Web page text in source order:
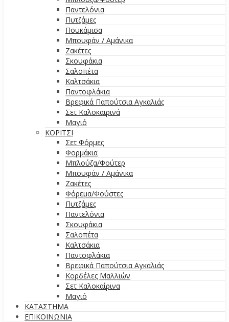
Παντελόνια
Πυτζάμες
Πουκάμισα
Μπουφάν / Αμάνικα
Ζακέτες
Σκουφάκια
Σαλοπέτα
Καλτσάκια
Παντοφλάκια
Βρεφικά Παπούτσια Αγκαλιάς
Σετ Καλοκαιρινά
Μαγιό
ΚΟΡΙΤΣΙ
Σετ Φόρμες
Φορμάκια
Μπλούζα/Φούτερ
Μπουφάν / Αμάνικα
Ζακέτες
Φόρεμα/Φούστες
Πυτζάμες
Παντελόνια
Σκουφάκια
Σαλοπέτα
Καλτσάκια
Παντοφλάκια
Βρεφικά Παπούτσια Αγκαλιάς
Κορδέλες Μαλλιών
Σετ Καλοκαίρινα
Μαγιό
ΚΑΤΑΣΤΗΜΑ
ΕΠΙΚΟΙΝΩΝΙΑ